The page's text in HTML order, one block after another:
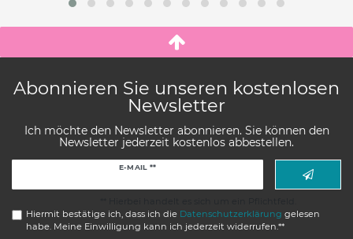
Abonnieren Sie unseren kostenlosen
Newsletter
Ich möchte den Newsletter abonnieren. Sie können den
Newsletter jederzeit kostenlos abbestellen.
E-MAIL **
Hiermit bestätige ich, dass ich die Daten­schutz­erklärung gelesen
habe. Meine Einwilligung kann ich jederzeit widerrufen.**